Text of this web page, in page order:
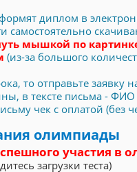
диплом в
самостоятельно
мышкой по
(из-за большого
то отправьте заявку
в тексте письма -
чек с оплатой (без
олимпиады
участия в
загрузки теста)